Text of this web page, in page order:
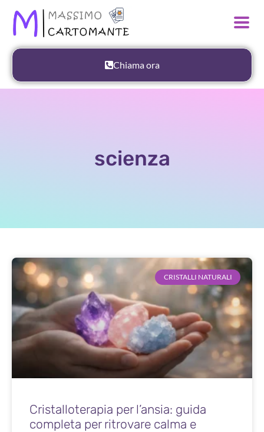
Chiama ora
scienza
CRISTALLI NATURALI
Cristalloterapia per l’ansia: guida
completa per ritrovare calma e